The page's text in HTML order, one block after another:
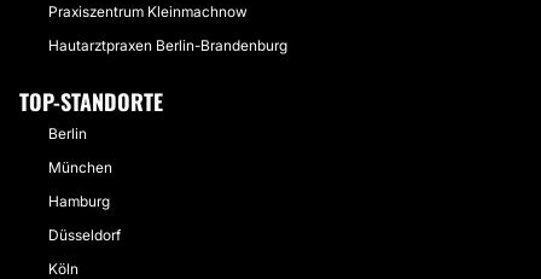
Praxiszentrum Kleinmachnow
Hautarztpraxen Berlin-Brandenburg
TOP-STANDORTE
Berlin
München
Hamburg
Düsseldorf
Köln